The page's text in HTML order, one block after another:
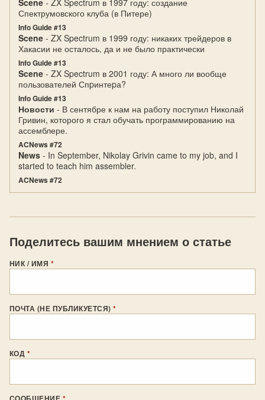
Scene - ZX Spectrum в 1997 году: создание
Спектрумовского клуба (в Питере)
Info Guide #13
Scene - ZX Spectrum в 1999 году: никаких трейдеров в
Хакасии не осталось, да и не было практически
Info Guide #13
Scene - ZX Spectrum в 2001 году: А много ли вообще
пользователей Спpинтеpа?
Info Guide #13
Новости - В сентябре к нам на работу поступил Николай
Гривин, которого я стал обучать программированию на
ассемблере.
ACNews #72
News - In September, Nikolay Grivin came to my job, and I
started to teach him assembler.
ACNews #72
Поделитесь вашим мнением о статье
НИК / ИМЯ *
ПОЧТА (НЕ ПУБЛИКУЕТСЯ)*
КОД *